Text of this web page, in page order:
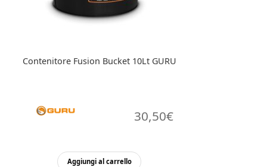
Contenitore Fusion Bucket 10Lt GURU
30,50€
Aggiungi al carrello